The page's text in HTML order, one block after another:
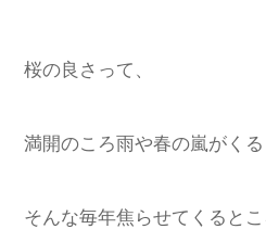
桜の良さって、
満開のころ雨や春の嵐がくる
そんな毎年焦らせてくると